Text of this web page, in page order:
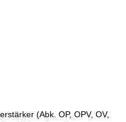
(Abk. OP, OPV, OV,